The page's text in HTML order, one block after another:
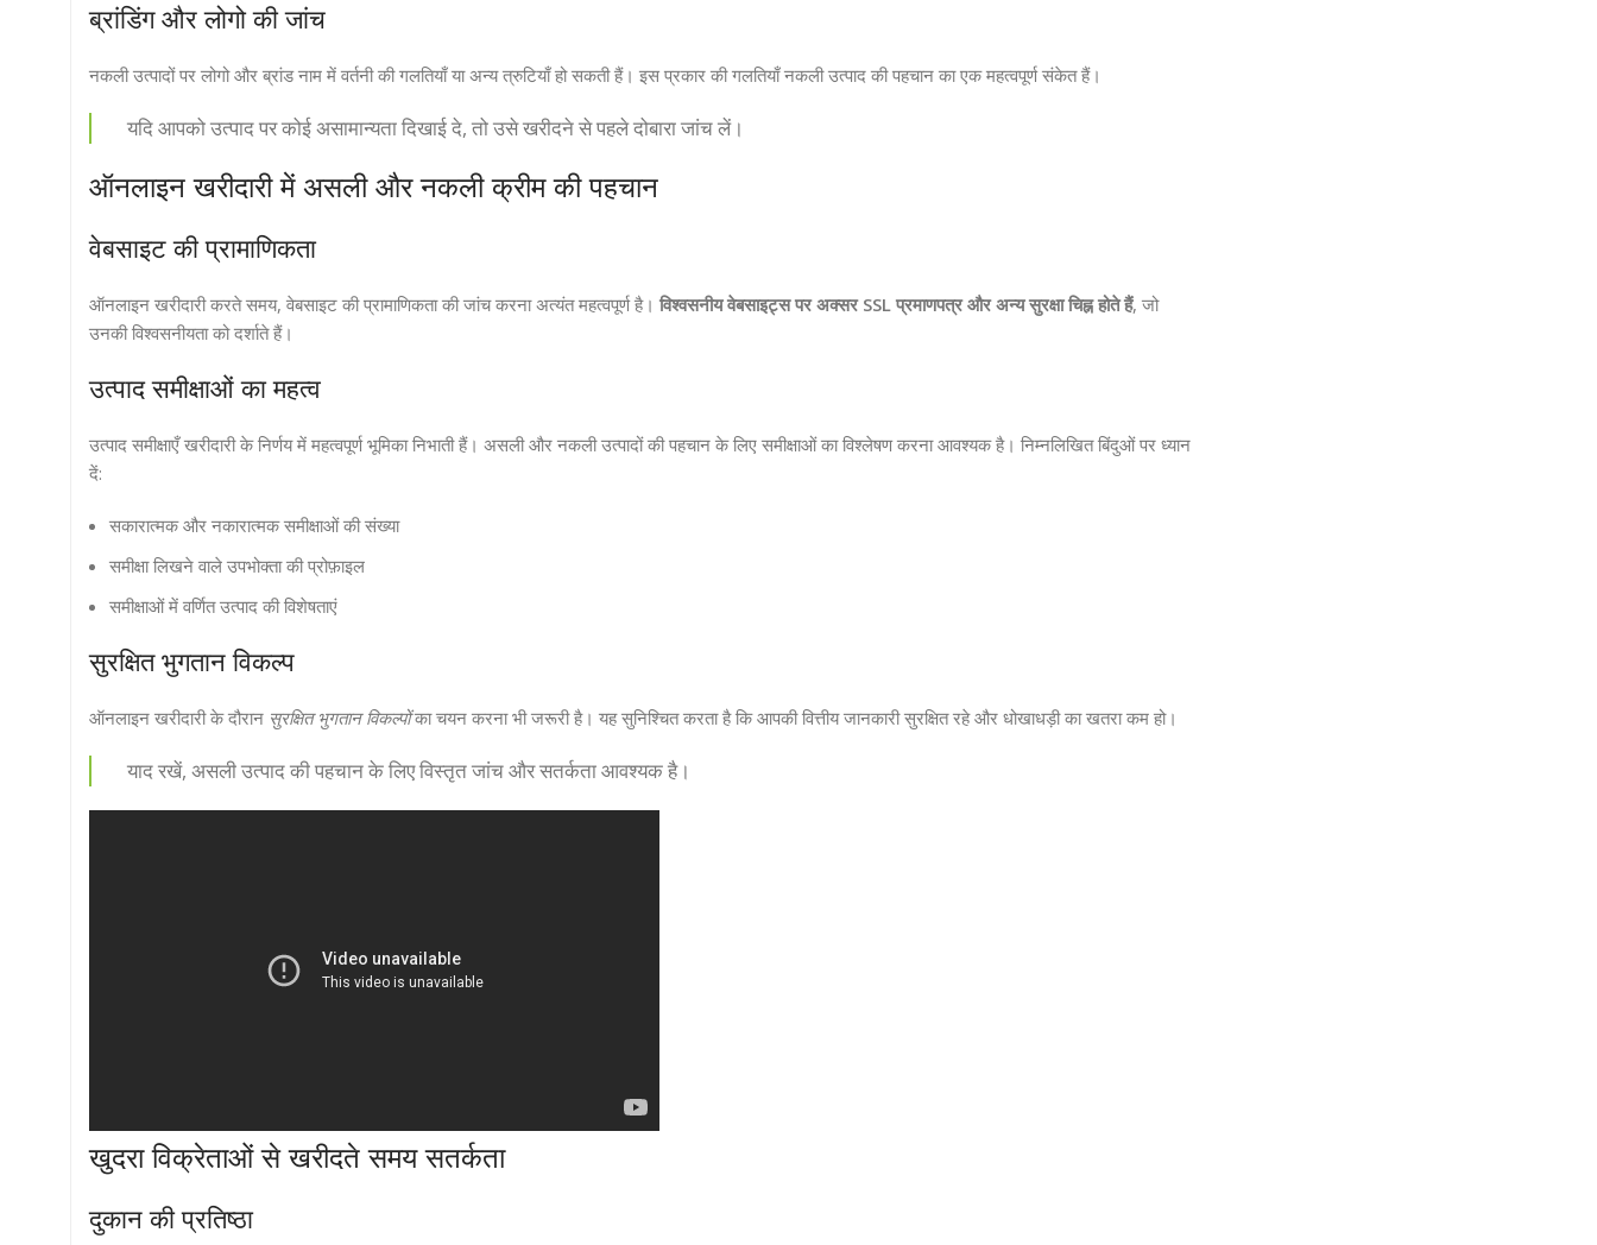
ब्रांडिंग और लोगो की जांच
नकली उत्पादों पर लोगो और ब्रांड नाम में वर्तनी की गलतियाँ या अन्य त्रुटियाँ हो सकती हैं। इस प्रकार की गलतियाँ नकली उत्पाद की पहचान का एक महत्वपूर्ण संकेत हैं।
यदि आपको उत्पाद पर कोई असामान्यता दिखाई दे, तो उसे खरीदने से पहले दोबारा जांच लें।
ऑनलाइन खरीदारी में असली और नकली क्रीम की पहचान
वेबसाइट की प्रामाणिकता
ऑनलाइन खरीदारी करते समय, वेबसाइट की प्रामाणिकता की जांच करना अत्यंत महत्वपूर्ण है। विश्वसनीय वेबसाइट्स पर अक्सर SSL प्रमाणपत्र और अन्य सुरक्षा चिह्न होते हैं, जो
उनकी विश्वसनीयता को दर्शाते हैं।
उत्पाद समीक्षाओं का महत्व
उत्पाद समीक्षाएँ खरीदारी के निर्णय में महत्वपूर्ण भूमिका निभाती हैं। असली और नकली उत्पादों की पहचान के लिए समीक्षाओं का विश्लेषण करना आवश्यक है। निम्नलिखित बिंदुओं पर ध्यान
दें:
सकारात्मक और नकारात्मक समीक्षाओं की संख्या
समीक्षा लिखने वाले उपभोक्ता की प्रोफ़ाइल
समीक्षाओं में वर्णित उत्पाद की विशेषताएं
सुरक्षित भुगतान विकल्प
ऑनलाइन खरीदारी के दौरान सुरक्षित भुगतान विकल्पोंका चयन करना भी जरूरी है। यह सुनिश्चित करता है कि आपकी वित्तीय जानकारी सुरक्षित रहे और धोखाधड़ी का खतरा कम हो।
याद रखें, असली उत्पाद की पहचान के लिए विस्तृत जांच और सतर्कता आवश्यक है।
खुदरा विक्रेताओं से खरीदते समय सतर्कता
दुकान की प्रतिष्ठा